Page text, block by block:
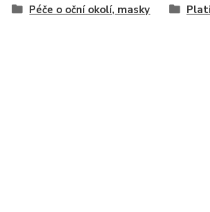
Péče o oční okolí, masky